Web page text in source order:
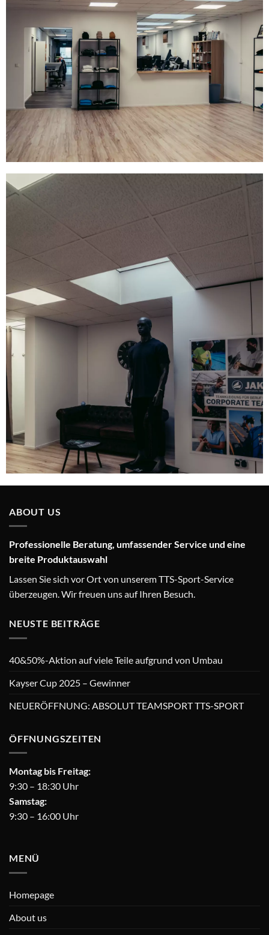
ABOUT US
Professionelle Beratung, umfassender Service und eine
breite Produktauswahl
Lassen Sie sich vor Ort von unserem TTS-Sport-Service
überzeugen. Wir freuen uns auf Ihren Besuch.
NEUSTE BEITRÄGE
40&50%-Aktion auf viele Teile aufgrund von Umbau
Kayser Cup 2025 – Gewinner
NEUERÖFFNUNG: ABSOLUT TEAMSPORT TTS-SPORT
ÖFFNUNGSZEITEN
Montag bis Freitag:
9:30 – 18:30 Uhr
Samstag:
9:30 – 16:00 Uhr
MENÜ
Homepage
About us